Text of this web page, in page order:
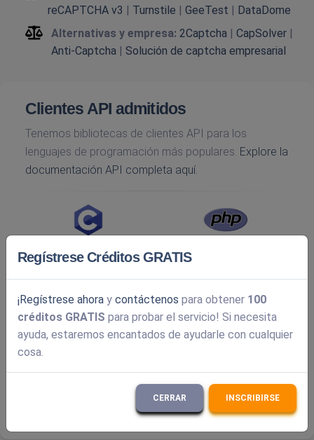
reCAPTCHA v3 | Turnstile | GeeTest | DataDome
Alternativas y empresa: 2Captcha | CapSolver |
Anti-Captcha | Solución de captcha empresarial
Clientes API admitidos
Tenemos bibliotecas de clientes API para los
lenguajes de programación más populares. Explore la
documentación API completa aquí.
Regístrese Créditos GRATIS
¡Regístrese ahora y contáctenos para obtener 100
créditos GRATIS para probar el servicio! Si necesita
ayuda, estaremos encantados de ayudarle con cualquier
cosa.
CERRAR INSCRIBIRSE